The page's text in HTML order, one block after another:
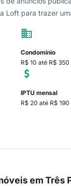
Loft para trazer
Condomínio
R$ 10 até R$ 350
IPTU mensal
R$ 20 até R$ 190
em Três